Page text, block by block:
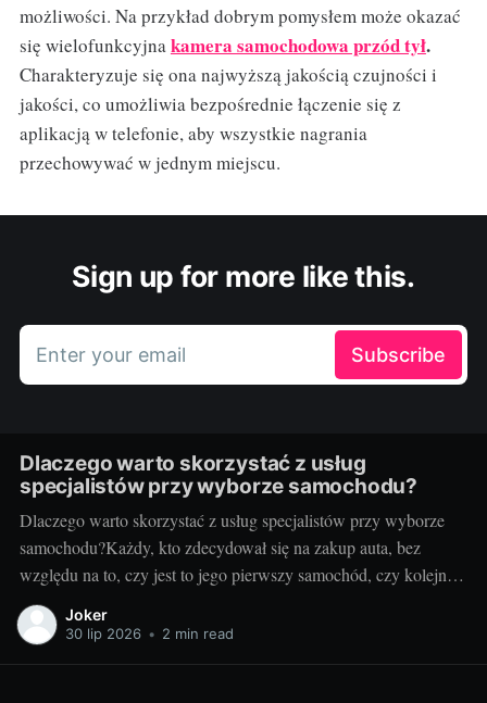
możliwości. Na przykład dobrym pomysłem może okazać
się wielofunkcyjnakamera samochodowa przód tył.
Charakteryzuje się ona najwyższą jakością czujności i
jakości, co umożliwia bezpośrednie łączenie się z
aplikacją w telefonie, aby wszystkie nagrania
przechowywać w jednym miejscu.
Sign up for more like this.
Enter your email Subscribe
Dlaczego warto skorzystać z usług
specjalistów przy wyborze samochodu?
Dlaczego warto skorzystać z usług specjalistów przy wyborze
samochodu?Każdy, kto zdecydował się na zakup auta, bez
względu na to, czy jest to jego pierwszy samochód, czy kolejny,
zna trudności związane z tym procesem. Nic dziwnego - to
niezwykle ważna decyzja, a rynek samochodowy pełen jest
Joker
30 lip 2026 • 2 min read